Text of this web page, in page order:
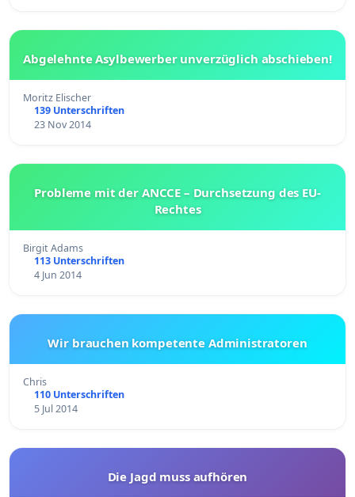
Abgelehnte Asylbewerber unverzüglich abschieben!
Moritz Elischer
139 Unterschriften
23 Nov 2014
Probleme mit der ANCCE – Durchsetzung des EU-
Rechtes
Birgit Adams
113 Unterschriften
4 Jun 2014
Wir brauchen kompetente Administratoren
Chris
110 Unterschriften
5 Jul 2014
Die Jagd muss aufhören